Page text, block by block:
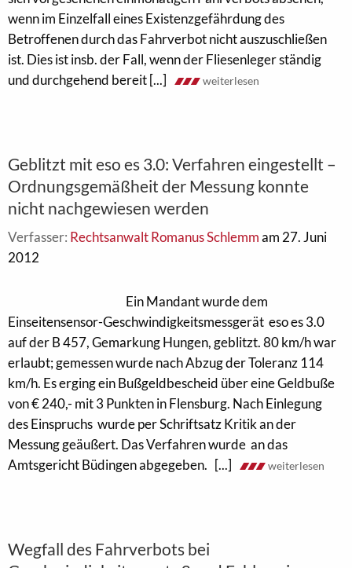
wenn im Einzelfall eines Existenzgefährdung des
Betroffenen durch das Fahrverbot nicht auszuschließen
ist. Dies ist insb. der Fall, wenn der Fliesenleger ständig
und durchgehend bereit [...]
weiterlesen
Geblitzt mit eso es 3.0: Verfahren eingestellt –
Ordnungsgemäßheit der Messung konnte
nicht nachgewiesen werden
Verfasser: Rechtsanwalt Romanus Schlemmam 27. Juni
2012
Ein Mandant wurde dem
Einseitensensor-Geschwindigkeitsmessgerät eso es 3.0
auf der B 457, Gemarkung Hungen, geblitzt. 80 km/h war
erlaubt; gemessen wurde nach Abzug der Toleranz 114
km/h. Es erging ein Bußgeldbescheid über eine Geldbuße
von € 240,- mit 3 Punkten in Flensburg. Nach Einlegung
des Einspruchs wurde per Schriftsatz Kritik an der
Messung geäußert. Das Verfahren wurde an das
Amtsgericht Büdingen abgegeben. [...]
weiterlesen
Wegfall des Fahrverbots bei